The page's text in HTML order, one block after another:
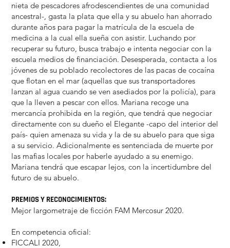
nieta de pescadores afrodescendientes de una comunidad
ancestral-, gasta la plata que ella y su abuelo han ahorrado
durante años para pagar la matrícula de la escuela de
medicina a la cual ella sueña con asistir. Luchando por
recuperar su futuro, busca trabajo e intenta negociar con la
escuela medios de financiación. Desesperada, contacta a los
jóvenes de su poblado recolectores de las pacas de cocaína
que flotan en el mar (aquellas que sus transportadores
lanzan al agua cuando se ven asediados por la policía), para
que la lleven a pescar con ellos. Mariana recoge una
mercancía prohibida en la región, que tendrá que negociar
directamente con su dueño el Elegante -capo del interior del
país- quien amenaza su vida y la de su abuelo para que siga
a su servicio. Adicionalmente es sentenciada de muerte por
las mafias locales por haberle ayudado a su enemigo.
Mariana tendrá que escapar lejos, con la incertidumbre del
futuro de su abuelo.
PREMIOS Y RECONOCIMIENTOS:
Mejor largometraje de ficción FAM Mercosur 2020.
En competencia oficial:
FICCALI 2020,